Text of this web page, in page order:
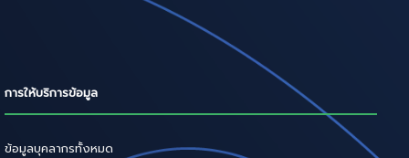
การให้บริการข้อมูล
ข้อมูลบุคลากรทั้งหมด